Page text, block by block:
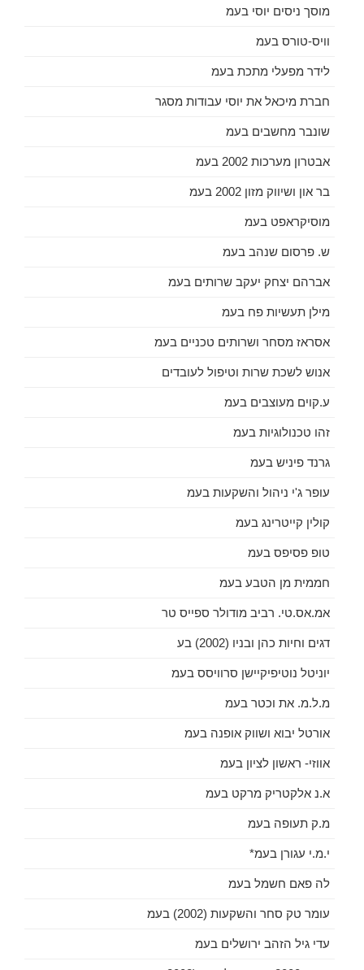
מוסך ניסים יוסי בעמ
וויס-טורס בעמ
לידר מפעלי מתכת בעמ
חברת מיכאל את יוסי עבודות מסגר
שונבר מחשבים בעמ
אבטרון מערכות 2002 בעמ
בר און ושיווק מזון 2002 בעמ
מוסיקראפט בעמ
ש. פרסום שנהב בעמ
אברהם יצחק יעקב שרותים בעמ
מילן תעשיות פח בעמ
אסראז מסחר ושרותים טכניים בעמ
אנוש לשכת שרות וטיפול לעובדים
ע.קוים מעוצבים בעמ
זהו טכנולוגיות בעמ
גרנד פיניש בעמ
עופר ג'י ניהול והשקעות בעמ
קולין קייטרינג בעמ
טופ פסיפס בעמ
חממית מן הטבע בעמ
אמ.אס.טי. רביב מודולר ספייס טר
דגים וחיות כהן ובניו (2002) בע
יוניטל נוטיפיקיישן סרוויסס בעמ
מ.ל.מ. את וכטר בעמ
אורטל יבוא ושווק אופנה בעמ
אווזי- ראשון לציון בעמ
א.נ אלקטריק מרקט בעמ
מ.ק תעופה בעמ
י.מ.י עגורן בעמ*
לה פאם חשמל בעמ
עומר טק סחר והשקעות (2002) בעמ
עדי גיל הזהב ירושלים בעמ